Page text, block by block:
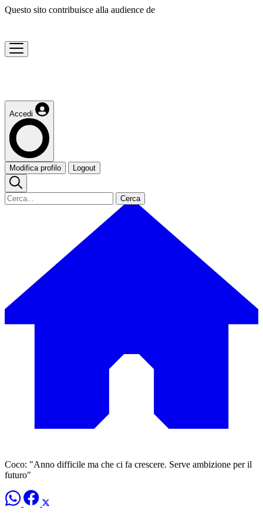
Questo sito contribuisce alla audience de
Accedi
Modifica profilo Logout
Cerca
Coco: "Anno difficile ma che ci fa crescere. Serve ambizione per il
futuro"